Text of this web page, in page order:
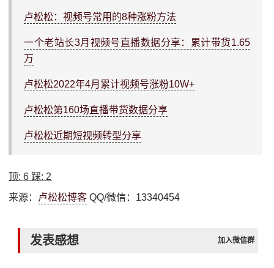
卢松松：视频号常用的8种涨粉方法
一个老站长3月视频号直播数据分享：累计带货1.65
万
卢松松2022年4月累计视频号涨粉10W+
卢松松第160场直播带货数据分享
卢松松近期短视频转型分享
顶:6 踩: 2
来源： 卢松松博客 QQ/微信：13340454
发表感想 加入微信群